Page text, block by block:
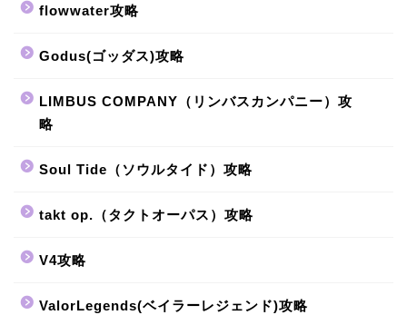
flowwater攻略
Godus(ゴッダス)攻略
LIMBUS COMPANY（リンバスカンパニー）攻
略
Soul Tide（ソウルタイド）攻略
takt op.（タクトオーパス）攻略
V4攻略
ValorLegends(ベイラーレジェンド)攻略